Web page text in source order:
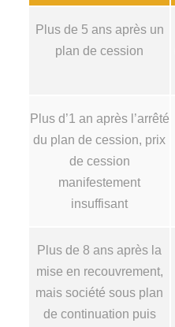
Plus de 5 ans après un
plan de cession
Plus d’1 an après l’arrêté
du plan de cession, prix
de cession
manifestement
insuffisant
Plus de 8 ans après la
mise en recouvrement,
mais société sous plan
de continuation puis